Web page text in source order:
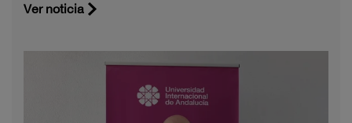
Ver noticia